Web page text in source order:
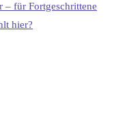
– für Fortgeschrittene
hier?